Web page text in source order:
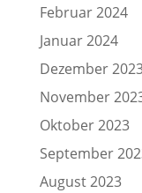
Februar 2024
Januar 2024
Dezember
November
Oktober 2023
September
August 2023